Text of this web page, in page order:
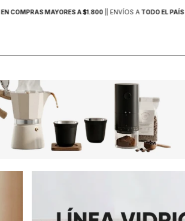
EN COMPRAS MAYORES A $1.800 | ENVÍOS A TODO EL PAÍS